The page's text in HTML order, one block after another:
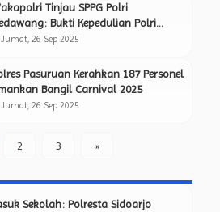
Tinjau SPPG Polri
Bukti Kepedulian Polri
Kesehatan dan
Jumat, 26 Sep 2025
Pasuruan Kerahkan 187 Personel
Bangil Carnival 2025
Jumat, 26 Sep 2025
2 3 »
Sekolah: Polresta Sidoarjo